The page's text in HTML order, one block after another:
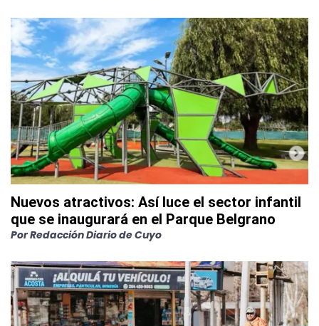
Nuevos atractivos: Así luce el sector infantil
que se inaugurará en el Parque Belgrano
PorRedacción Diario de Cuyo